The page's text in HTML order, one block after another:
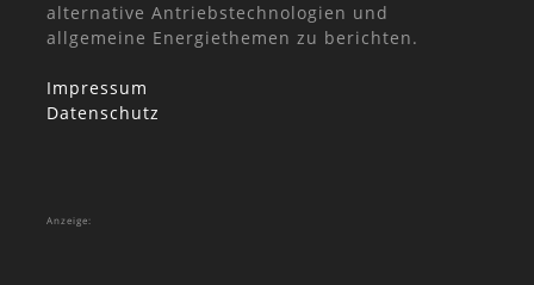
alternative Antriebstechnologien und
allgemeine Energiethemen zu berichten.
Impressum
Datenschutz
Anzeige: